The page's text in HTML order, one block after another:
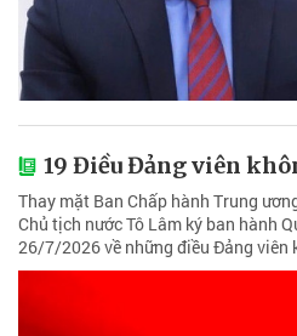
19 Điều Đảng viên
Thay mặt Ban Chấp hành Trung
Chủ tịch nước Tô Lâm ký ban hành
26/7/2026 về những điều Đảng viên